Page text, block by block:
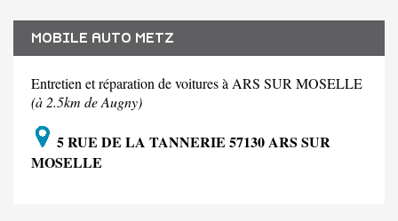
MOBILE AUTO METZ
Entretien et réparation de voitures à ARS SUR MOSELLE
(à 2.5km de Augny)
5 RUE DE LA TANNERIE 57130 ARS SUR
MOSELLE